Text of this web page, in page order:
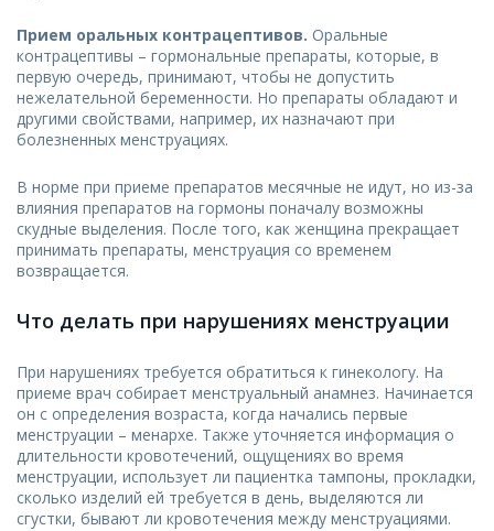
Прием оральных контрацептивов. Оральные
контрацептивы – гормональные препараты, которые, в
первую очередь, принимают, чтобы не допустить
нежелательной беременности. Но препараты обладают и
другими свойствами, например, их назначают при
болезненных менструациях.
В норме при приеме препаратов месячные не идут, но из-за
влияния препаратов на гормоны поначалу возможны
скудные выделения. После того, как женщина прекращает
принимать препараты, менструация со временем
возвращается.
Что делать при нарушениях менструации
При нарушениях требуется обратиться к гинекологу. На
приеме врач собирает менструальный анамнез. Начинается
он с определения возраста, когда начались первые
менструации – менархе. Также уточняется информация о
длительности кровотечений, ощущениях во время
менструации, использует ли пациентка тампоны, прокладки,
сколько изделий ей требуется в день, выделяются ли
сгустки, бывают ли кровотечения между менструациями.